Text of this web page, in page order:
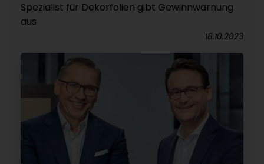
Spezialist für Dekorfolien gibt Gewinnwarnung
aus
18.10.2023